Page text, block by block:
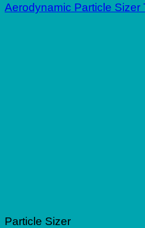
Aerodynamic Particle Sizer
Particle Sizer